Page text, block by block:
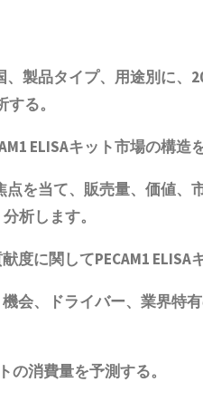
製品タイプ、用途別に、
る。
ELISAキット市場の構造
を当て、販売量、価値、
析します。
度に関してPECAM1 ELISA
会、ドライバー、業界特
の消費量を予測する。